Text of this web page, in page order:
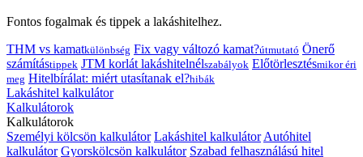
Fontos fogalmak és tippek a lakáshitelhez.
THM vs kamatkülönbség Fix vagy változó kamat?útmutató Önerő
számítástippek JTM korlát lakáshitelnélszabályok Előtörlesztésmikor éri
meg Hitelbírálat: miért utasítanak el?hibák
Lakáshitel kalkulátor
Kalkulátorok
Kalkulátorok
Személyi kölcsön kalkulátor Lakáshitel kalkulátor Autóhitel
kalkulátor Gyorskölcsön kalkulátor Szabad felhasználású hitel